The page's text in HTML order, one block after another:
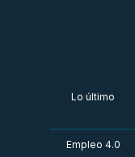
Lo último
Empleo 4.0